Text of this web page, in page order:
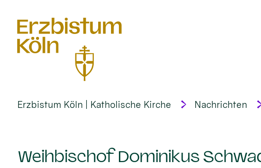
Erzbistum Köln | Katholische Kirche Nachrichten
Weihbischof Dominikus